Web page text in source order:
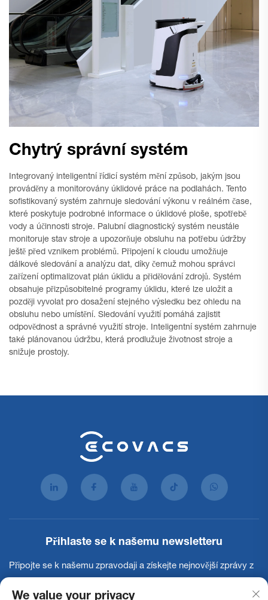
Chytrý správní systém
Integrovaný inteligentní řídicí systém mění způsob, jakým jsou
prováděny a monitorovány úklidové práce na podlahách. Tento
sofistikovaný systém zahrnuje sledování výkonu v reálném čase,
které poskytuje podrobné informace o úklidové ploše, spotřebě
vody a účinnosti stroje. Palubní diagnostický systém neustále
monitoruje stav stroje a upozorňuje obsluhu na potřebu údržby
ještě před vznikem problémů. Připojení k cloudu umožňuje
dálkové sledování a analýzu dat, díky čemuž mohou správci
zařízení optimalizovat plán úklidu a přidělování zdrojů. Systém
obsahuje přizpůsobitelné programy úklidu, které lze uložit a
později vyvolat pro dosažení stejného výsledku bez ohledu na
obsluhu nebo umístění. Sledování využití pomáhá zajistit
odpovědnost a správné využití stroje. Inteligentní systém zahrnuje
také plánovanou údržbu, která prodlužuje životnost stroje a
snižuje prostojy.
Přihlaste se k našemu newsletteru
Připojte se k našemu zpravodaji a získejte nejnovější zprávy z
We value your privacy